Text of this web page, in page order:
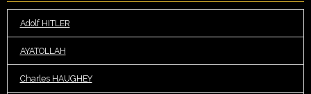
Adolf HITLER
AYATOLLAH
Charles HAUGHEY